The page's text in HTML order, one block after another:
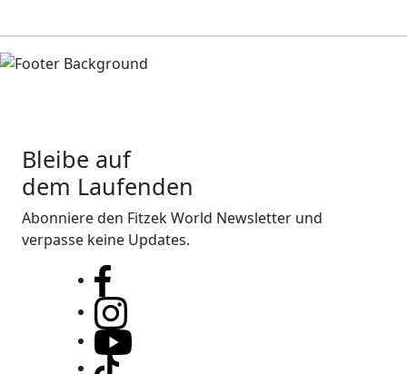
Bleibe auf
dem Laufenden
Abonniere den Fitzek World Newsletter und
verpasse keine Updates.